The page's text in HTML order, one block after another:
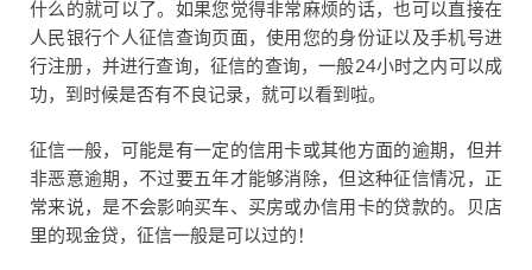
什么的就可以了。如果您觉得非常麻烦的话，也可以直接在
人民银行个人征信查询页面，使用您的身份证以及手机号进
行注册，并进行查询，征信的查询，一般24小时之内可以成
功，到时候是否有不良记录，就可以看到啦。
征信一般，可能是有一定的信用卡或其他方面的逾期，但并
非恶意逾期，不过要五年才能够消除，但这种征信情况，正
常来说，是不会影响买车、买房或办信用卡的贷款的。贝店
里的现金贷，征信一般是可以过的！